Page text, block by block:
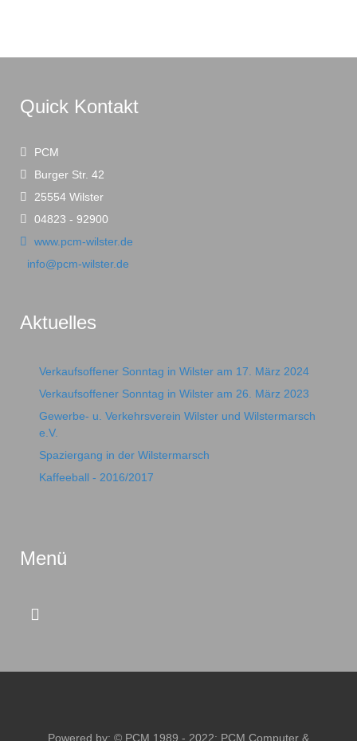
Quick Kontakt
PCM
Burger Str. 42
25554 Wilster
04823 - 92900
www.pcm-wilster.de
info@pcm-wilster.de
Aktuelles
Verkaufsoffener Sonntag in Wilster am 17. März 2024
Verkaufsoffener Sonntag in Wilster am 26. März 2023
Gewerbe- u. Verkehrsverein Wilster und Wilstermarsch
e.V.
Spaziergang in der Wilstermarsch
Kaffeeball - 2016/2017
Menü
Powered by: © PCM 1989 - 2022: PCM Computer &